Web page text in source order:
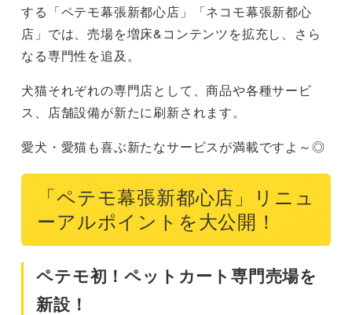
する「ペテモ幕張新都心店」「ネコモ幕張新都心
店」では、売場を増床&コンテンツを拡充し、さら
なる専門性を追及。
犬猫それぞれの専門店として、商品や各種サービ
ス、店舗設備が新たに刷新されます。
愛犬・愛猫も喜ぶ新たなサービスが満載ですよ～◎
「ペテモ幕張新都心店」リニュ
ーアルポイントを大公開！
ペテモ初！ペットカート専門売場を
新設！